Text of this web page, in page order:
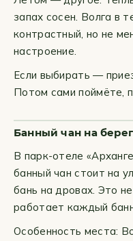
запах сосен. Волга в
контрастный, но не
настроение.
Если выбирать —
Потом сами поймёте,
Банный чан на
В парк-отеле
банный чан стоит на
бань на дровах. Это
работает каждый
Особенность места: